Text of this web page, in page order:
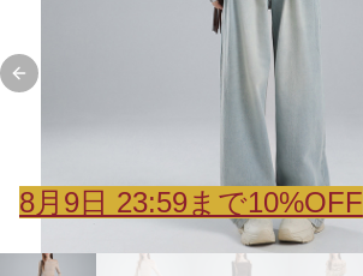
Previous slide
8月 9日 23:59まで10%OFF